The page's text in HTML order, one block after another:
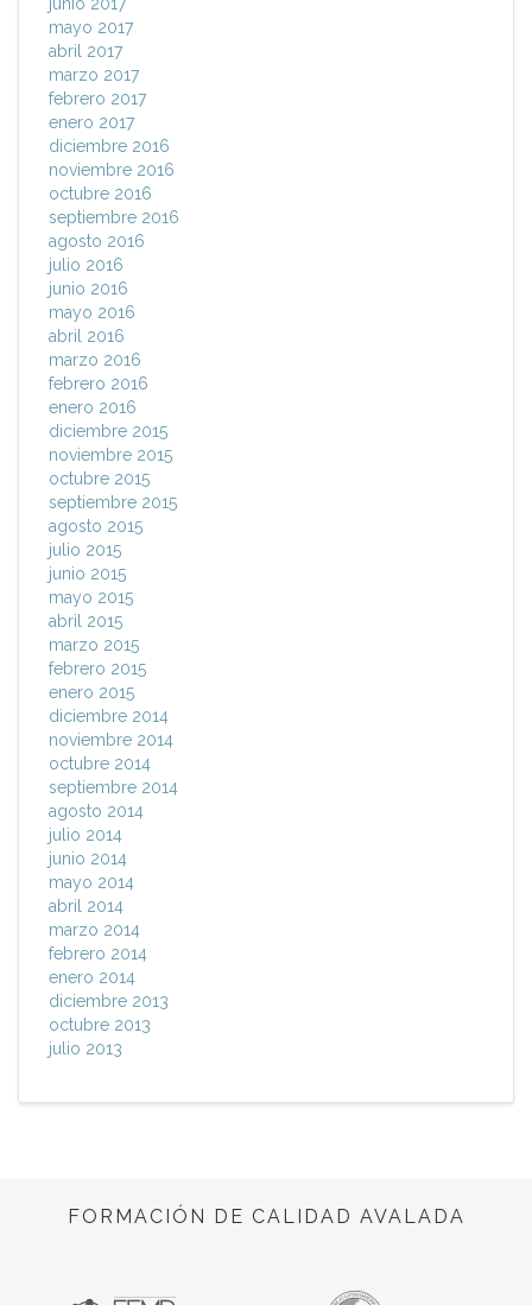
mayo 2017
abril 2017
marzo 2017
febrero 2017
enero 2017
diciembre 2016
noviembre 2016
octubre 2016
septiembre 2016
agosto 2016
julio 2016
junio 2016
mayo 2016
abril 2016
marzo 2016
febrero 2016
enero 2016
diciembre 2015
noviembre 2015
octubre 2015
septiembre 2015
agosto 2015
julio 2015
junio 2015
mayo 2015
abril 2015
marzo 2015
febrero 2015
enero 2015
diciembre 2014
noviembre 2014
octubre 2014
septiembre 2014
agosto 2014
julio 2014
junio 2014
mayo 2014
abril 2014
marzo 2014
febrero 2014
enero 2014
diciembre 2013
octubre 2013
julio 2013
FORMACIÓN DE CALIDAD AVALADA